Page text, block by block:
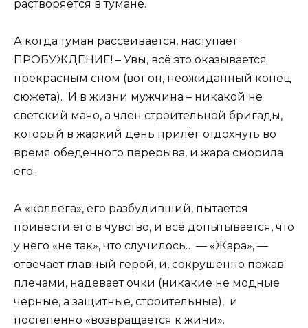
растворяется в тумане.
А когда туман рассеивается, наступает
ПРОБУЖДЕНИЕ! – Увы, всё это оказывается
прекрасным сном (вот он, неожиданный конец
сюжета). И в жизни мужчина – никакой не
светский мачо, а член строительной бригады,
который в жаркий день прилёг отдохнуть во
время обеденного перерыва, и жара сморила
его.
А «коллега», его разбудивший, пытается
привести его в чувство, и всё допытывается, что
у него «не так», что случилось… — «Жара», —
отвечает главный герой, и, сокрушённо пожав
плечами, надевает очки (никакие не модные
чёрные, а защитные, строительные), и
постепенно «возвращается к жини».